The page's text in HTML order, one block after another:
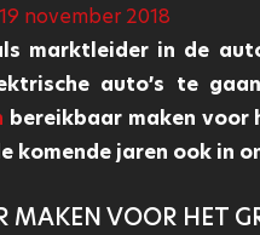
november 2018
marktleider in de
auto’s te
bereikbaar maken
komende jaren ook in
MAKEN VOOR HET